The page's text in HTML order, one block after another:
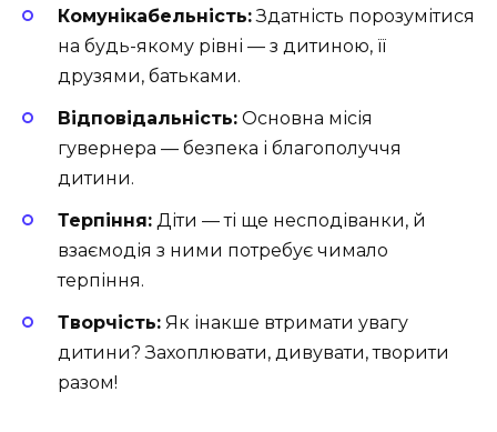
Комунікабельність:Здатність порозумітися
на будь-якому рівні — з дитиною, її
друзями, батьками.
Відповідальність: Основна місія
гувернера — безпека і благополуччя
дитини.
Терпіння: Діти — ті ще несподіванки, й
взаємодія з ними потребує чимало
терпіння.
Творчість: Як інакше втримати увагу
дитини? Захоплювати, дивувати, творити
разом!